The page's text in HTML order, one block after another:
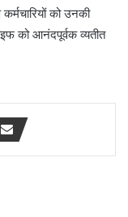
को उनकी
को आनंदपूर्वक व्यतीत